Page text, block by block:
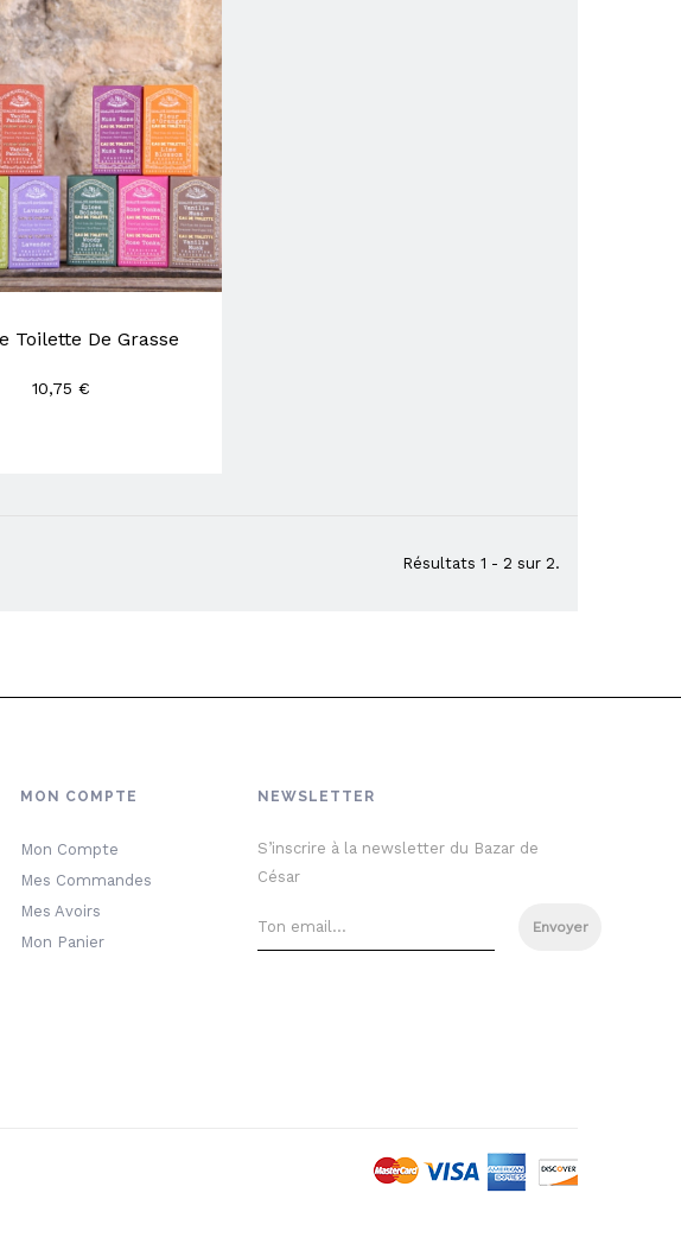
Toilette De Grasse
10,75 €
Résultats 1 - 2 sur 2.
MON COMPTE
Mon Compte
Mes Commandes
Mes Avoirs
Mon Panier
NEWSLETTER
S’inscrire à la newsletter du Bazar de
César
Envoyer